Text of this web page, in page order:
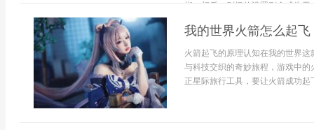
指，相反，别扭的设置则会成为无
我的世界火箭怎么起
火箭起飞的原理认知在我的世界
与科技交织的奇妙旅程，游戏中
正星际旅行工具，要让火箭成功